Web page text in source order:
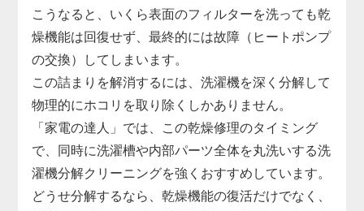
こうなると、いくら表面のフィルターを洗っても乾
燥機能は回復せず、最終的には故障（ヒートポンプ
の交換）してしまいます。
この詰まりを解消するには、洗濯機を深く分解して
物理的にホコリを取り除くしかありません。
「家電の達人」では、この乾燥修理のタイミング
で、同時に洗濯槽や内部パーツ全体を丸洗いする洗
濯機分解クリーニングを強くおすすめしています。
どうせ分解するなら、乾燥機能の復活だけでなく、